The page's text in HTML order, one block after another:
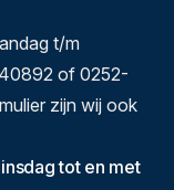
t/m
of 0252-
zijn wij ook
tot en met